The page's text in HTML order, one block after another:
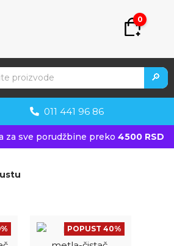
0
🔎
011 441 96 86
za sve porudžbine preko 4500 RSD
POPUST 40%